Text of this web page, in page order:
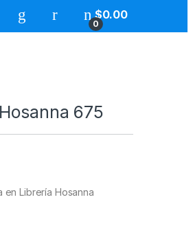
0
$0.00
675
Librería Hosanna